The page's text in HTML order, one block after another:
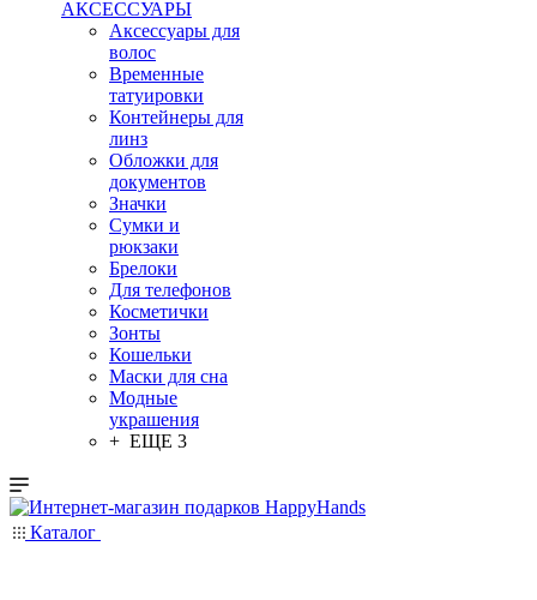
АКСЕССУАРЫ
Аксессуары для
волос
Временные
татуировки
Контейнеры для
линз
Обложки для
документов
Значки
Сумки и
рюкзаки
Брелоки
Для телефонов
Косметички
Зонты
Кошельки
Маски для сна
Модные
украшения
+ ЕЩЕ 3
Каталог